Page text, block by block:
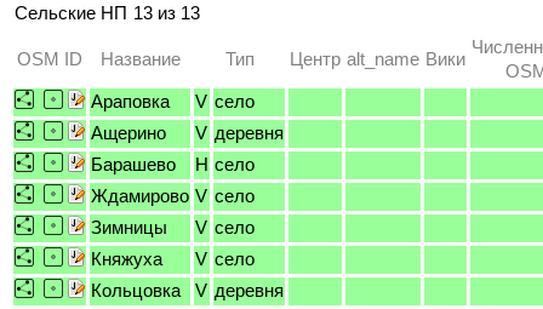
Сельские НП 13 из 13
OSM ID Название Тип Центр alt_name Вики
Араповка
V село
Ащерино
V деревня
Барашево
H село
Ждамирово V село
Зимницы
V село
Княжуха
V село
Кольцовка
V деревня